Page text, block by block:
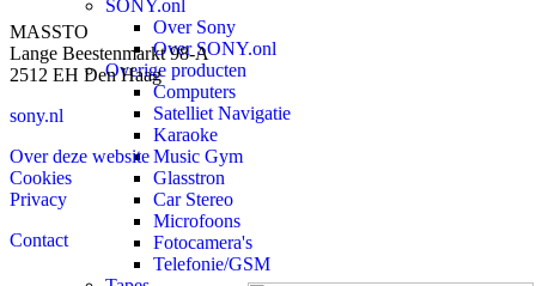
MASSTO
Lange Beestenmarkt 98-A
2512 EH Den Haag
sony.nl
Over deze website
Cookies
Privacy
Contact
SONY.onl
Over Sony
Over SONY.onl
Overige producten
Computers
Satelliet Navigatie
Karaoke
Music Gym
Glasstron
Car Stereo
Microfoons
Fotocamera's
Telefonie/GSM